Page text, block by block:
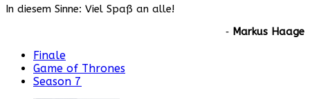
In diesem Sinne: Viel Spaß an alle!
‐ Markus Haage
Finale
Game of Thrones
Season 7